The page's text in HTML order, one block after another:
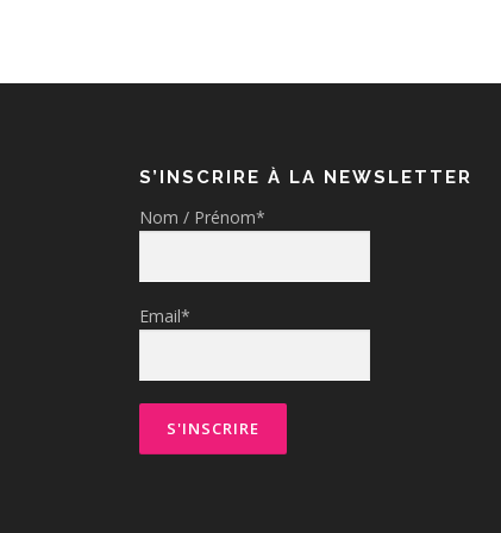
S’INSCRIRE À LA NEWSLETTER
Nom / Prénom*
Email*